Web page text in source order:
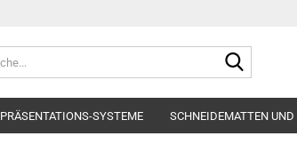
PRÄSENTATIONS-SYSTEME SCHNEIDEMATTEN UND